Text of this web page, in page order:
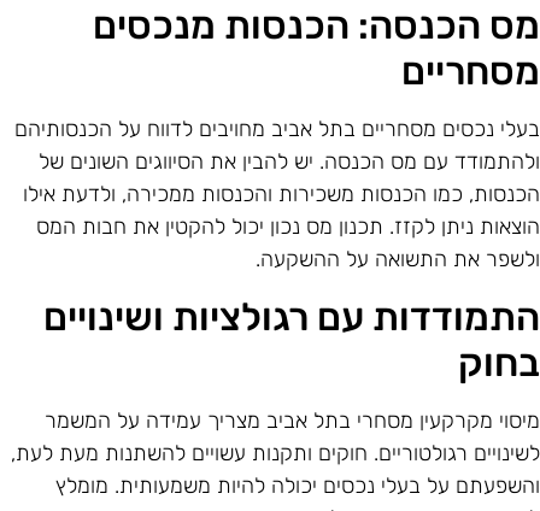
הכנסה: הכנסות מנכסים
נכסים מסחריים בתל אביב מחויבים לדווח על הכנסותיהם
עם מס הכנסה. יש להבין את הסיווגים השונים של
כמו הכנסות משכירות והכנסות ממכירה, ולדעת אילו
ניתן לקזז. תכנון מס נכון יכול להקטין את חבות המס
את התשואה על ההשקעה.
עם רגולציות ושינויים
מקרקעין מסחרי בתל אביב מצריך עמידה על המשמר
רגולטוריים. חוקים ותקנות עשויים להשתנות מעת לעת,
על בעלי נכסים יכולה להיות משמעותית. מומלץ